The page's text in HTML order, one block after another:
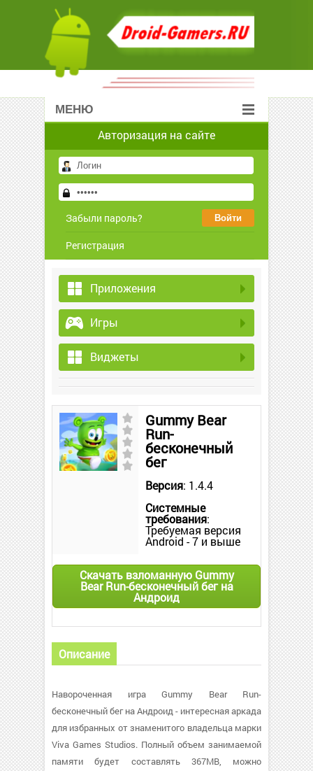
МЕНЮ
Авторизация на сайте
Забыли пароль?
Регистрация
Приложения
Игры
Виджеты
Gummy Bear
Run-
бесконечный
бег
Версия: 1.4.4
Системные
требования:
Требуемая версия
Android - 7 и выше
Скачать взломанную Gummy
Bear Run-бесконечный бег на
Андроид
Описание
Навороченная игра Gummy Bear Run-
бесконечный бег на Андроид - интересная аркада
для избранных от знаменитого владельца марки
Viva Games Studios. Полный объем занимаемой
памяти будет составлять 367MB, можно